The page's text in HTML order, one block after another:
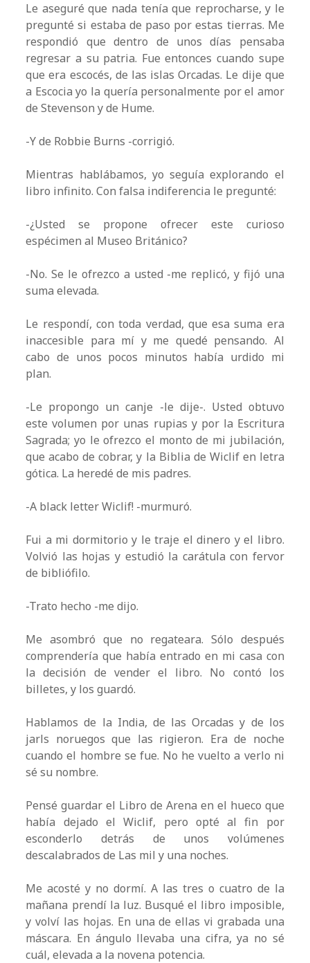
Le aseguré que nada tenía que reprocharse, y le
pregunté si estaba de paso por estas tierras. Me
respondió que dentro de unos días pensaba
regresar a su patria. Fue entonces cuando supe
que era escocés, de las islas Orcadas. Le dije que
a Escocia yo la quería personalmente por el amor
de Stevenson y de Hume.
-Y de Robbie Burns -corrigió.
Mientras hablábamos, yo seguía explorando el
libro infinito. Con falsa indiferencia le pregunté:
-¿Usted se propone ofrecer este curioso
espécimen al Museo Británico?
-No. Se le ofrezco a usted -me replicó, y fijó una
suma elevada.
Le respondí, con toda verdad, que esa suma era
inaccesible para mí y me quedé pensando. Al
cabo de unos pocos minutos había urdido mi
plan.
-Le propongo un canje -le dije-. Usted obtuvo
este volumen por unas rupias y por la Escritura
Sagrada; yo le ofrezco el monto de mi jubilación,
que acabo de cobrar, y la Biblia de Wiclif en letra
gótica. La heredé de mis padres.
-A black letter Wiclif! -murmuró.
Fui a mi dormitorio y le traje el dinero y el libro.
Volvió las hojas y estudió la carátula con fervor
de bibliófilo.
-Trato hecho -me dijo.
Me asombró que no regateara. Sólo después
comprendería que había entrado en mi casa con
la decisión de vender el libro. No contó los
billetes, y los guardó.
Hablamos de la India, de las Orcadas y de los
jarls noruegos que las rigieron. Era de noche
cuando el hombre se fue. No he vuelto a verlo ni
sé su nombre.
Pensé guardar el Libro de Arena en el hueco que
había dejado el Wiclif, pero opté al fin por
esconderlo detrás de unos volúmenes
descalabrados de Las mil y una noches.
Me acosté y no dormí. A las tres o cuatro de la
mañana prendí la luz. Busqué el libro imposible,
y volví las hojas. En una de ellas vi grabada una
máscara. En ángulo llevaba una cifra, ya no sé
cuál, elevada a la novena potencia.